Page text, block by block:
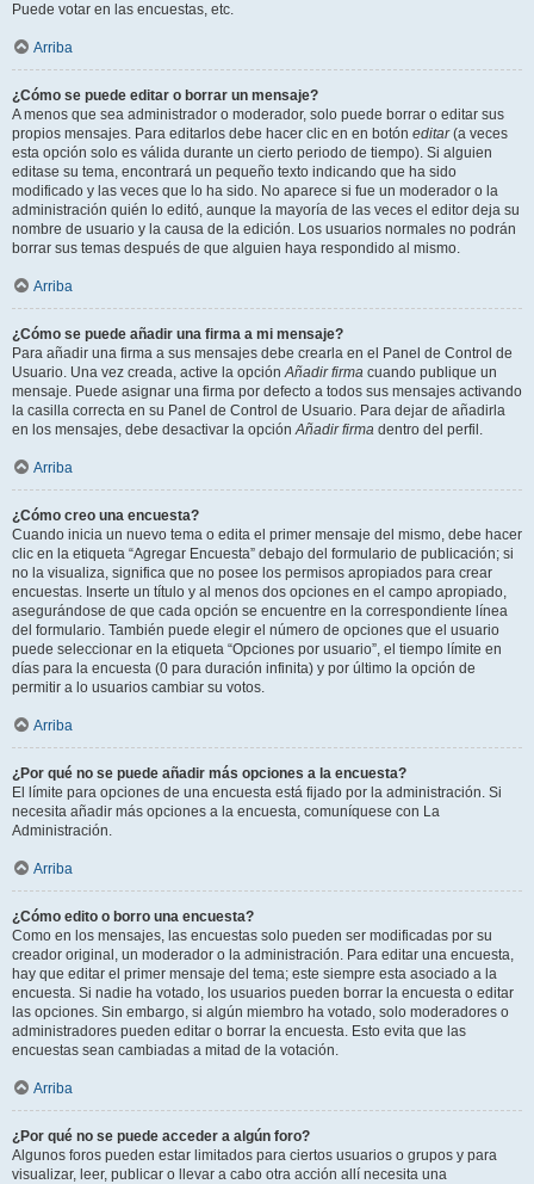
Puede votar en las encuestas, etc.
Arriba
¿Cómo se puede editar o borrar un mensaje?
A menos que sea administrador o moderador, solo puede borrar o editar sus
propios mensajes. Para editarlos debe hacer clic en en botón editar(a veces
esta opción solo es válida durante un cierto periodo de tiempo). Si alguien
editase su tema, encontrará un pequeño texto indicando que ha sido
modificado y las veces que lo ha sido. No aparece si fue un moderador o la
administración quién lo editó, aunque la mayoría de las veces el editor deja su
nombre de usuario y la causa de la edición. Los usuarios normales no podrán
borrar sus temas después de que alguien haya respondido al mismo.
Arriba
¿Cómo se puede añadir una firma a mi mensaje?
Para añadir una firma a sus mensajes debe crearla en el Panel de Control de
Usuario. Una vez creada, active la opciónAñadir firma cuando publique un
mensaje. Puede asignar una firma por defecto a todos sus mensajes activando
la casilla correcta en su Panel de Control de Usuario. Para dejar de añadirla
en los mensajes, debe desactivar la opciónAñadir firma dentro del perfil.
Arriba
¿Cómo creo una encuesta?
Cuando inicia un nuevo tema o edita el primer mensaje del mismo, debe hacer
clic en la etiqueta “Agregar Encuesta” debajo del formulario de publicación; si
no la visualiza, significa que no posee los permisos apropiados para crear
encuestas. Inserte un título y al menos dos opciones en el campo apropiado,
asegurándose de que cada opción se encuentre en la correspondiente línea
del formulario. También puede elegir el número de opciones que el usuario
puede seleccionar en la etiqueta “Opciones por usuario”, el tiempo límite en
días para la encuesta (0 para duración infinita) y por último la opción de
permitir a lo usuarios cambiar su votos.
Arriba
¿Por qué no se puede añadir más opciones a la encuesta?
El límite para opciones de una encuesta está fijado por la administración. Si
necesita añadir más opciones a la encuesta, comuníquese con La
Administración.
Arriba
¿Cómo edito o borro una encuesta?
Como en los mensajes, las encuestas solo pueden ser modificadas por su
creador original, un moderador o la administración. Para editar una encuesta,
hay que editar el primer mensaje del tema; este siempre esta asociado a la
encuesta. Si nadie ha votado, los usuarios pueden borrar la encuesta o editar
las opciones. Sin embargo, si algún miembro ha votado, solo moderadores o
administradores pueden editar o borrar la encuesta. Esto evita que las
encuestas sean cambiadas a mitad de la votación.
Arriba
¿Por qué no se puede acceder a algún foro?
Algunos foros pueden estar limitados para ciertos usuarios o grupos y para
visualizar, leer, publicar o llevar a cabo otra acción allí necesita una